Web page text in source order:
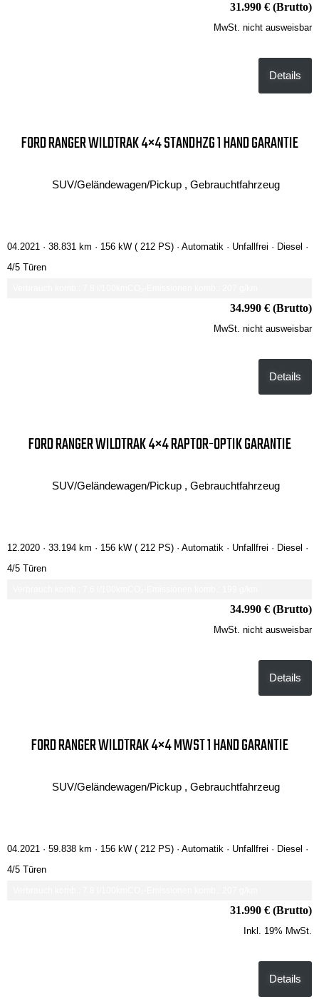
31.990 € (Brutto)
MwSt. nicht ausweisbar
Details
FORD RANGER WILDTRAK 4×4 STANDHZG 1 HAND GARANTIE
SUV/Geländewagen/Pickup , Gebrauchtfahrzeug
04.2021 · 38.831 km · 156 kW ( 212 PS) · Automatik · Unfallfrei · Diesel ·
4/5 Türen
34.990 € (Brutto)
MwSt. nicht ausweisbar
Details
FORD RANGER WILDTRAK 4×4 RAPTOR-OPTIK GARANTIE
SUV/Geländewagen/Pickup , Gebrauchtfahrzeug
12.2020 · 33.194 km · 156 kW ( 212 PS) · Automatik · Unfallfrei · Diesel ·
4/5 Türen
34.990 € (Brutto)
MwSt. nicht ausweisbar
Details
FORD RANGER WILDTRAK 4×4 MWST 1 HAND GARANTIE
SUV/Geländewagen/Pickup , Gebrauchtfahrzeug
04.2021 · 59.838 km · 156 kW ( 212 PS) · Automatik · Unfallfrei · Diesel ·
4/5 Türen
31.990 € (Brutto)
Inkl. 19% MwSt.
Details